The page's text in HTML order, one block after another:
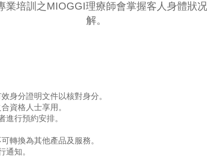
業培訓之MIOGGI理療師會掌握客人身體狀
解。
身分證明文件以核對身分。
資格人士享用。
進行預約安排。
轉換為其他產品及服務。
通知。